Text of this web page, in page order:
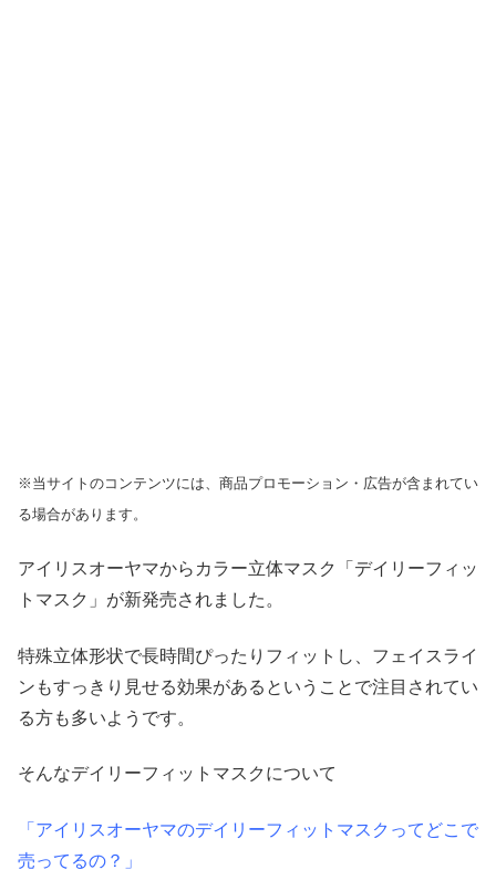
※当サイトのコンテンツには、商品プロモーション・広告が含まれてい
る場合があります。
アイリスオーヤマからカラー立体マスク「デイリーフィッ
トマスク」が新発売されました。
特殊立体形状で長時間ぴったりフィットし、フェイスライ
ンもすっきり見せる効果があるということで注目されてい
る方も多いようです。
そんなデイリーフィットマスクについて
「アイリスオーヤマのデイリーフィットマスクってどこで
売ってるの？」